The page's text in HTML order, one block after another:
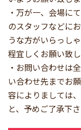
・万が一、会場に
のスタッフなどに
うな方がいらっし
程宜しくお願い致し
・お問い合わせは
い合わせ先までお
容によりましては
と、予めご了承下さ